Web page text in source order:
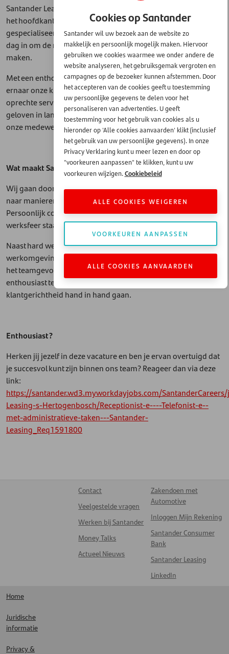
Santander Leasing is een middelgrote leasemaatschappij met
het hoofdkantoor in ’s-Hertogenbosch. Wij zijn
gespecialiseerd in mobiliteitsoplossingen en zetten ons elke
dag in om de mobiliteitswensen van onze klanten waar te
maken.
Met een enthousiast team van 39 medewerkers streven wij
ernaar onze klanten te verrassen met persoonlijke aandacht,
oprechte service en een gastvrije Brabantse aanpak. Wij
geloven in langdurige relaties, zowel met onze klanten als met
onze medewerkers.
Wat maakt Santander Leasing anders en uniek?
Wij gaan door het vuur voor onze klanten en zoeken continu
naar manieren om onze dienstverlening verder te verbeteren.
Persoonlijk contact, betrokkenheid en een informele
werksfeer staan centraal binnen onze organisatie.
Naast hard werken investeren we ook in een prettige
werkomgeving en organiseren we regelmatig activiteiten om
het teamgevoel te versterken. Je komt terecht in een
enthousiast team waar samenwerking, plezier en
klantgerichtheid hand in hand gaan.
Enthousiast?
Herken jij jezelf in deze vacature en ben je ervan overtuigd dat
je succesvol kunt zijn binnen ons team? Reageer dan via deze
link:
https://santander.wd3.myworkdayjobs.com/
Leasing-s-Hertogenbosch/Receptionist-e----Telefonist-e--
met-administratieve-taken---Santander-
Leasing_Req1591800
Contact
Veelgestelde vragen
Werken bij Santander
Money Talks
Actueel Nieuws
Zakendoen met
Automotive
Inloggen Mijn Rekening
Santander Consumer
Bank
Santander Leasing
LinkedIn
Home
Juridische
informatie
Privacy &
Cookies op Santander
Santander wil uw bezoek aan de website zo
makkelijk en persoonlijk mogelijk maken. Hiervoor
gebruiken we cookies waarmee we onder andere de
website analyseren, het gebruiksgemak vergroten en
campagnes op de bezoeker kunnen afstemmen. Door
het accepteren van de cookies geeft u toestemming
uw persoonlijke gegevens te delen voor het
personaliseren van advertenties. U geeft
toestemming voor het gebruik van cookies als u
hieronder op 'Alle cookies aanvaarden' klikt (inclusief
het gebruik van uw persoonlijke gegevens). In onze
Privacy Verklaring kunt u meer lezen en door op
"voorkeuren aanpassen" te klikken, kunt u uw
voorkeuren wijzigen.Cookiebeleid
ALLE COOKIES WEIGEREN
VOORKEUREN AANPASSEN
ALLE COOKIES AANVAARDEN